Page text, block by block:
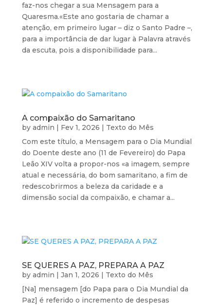
faz-nos chegar a sua Mensagem para a
Quaresma.«Este ano gostaria de chamar a
atenção, em primeiro lugar – diz o Santo Padre –,
para a importância de dar lugar à Palavra através
da escuta, pois a disponibilidade para...
A compaixão do Samaritano
by admin | Fev 1, 2026 | Texto do Mês
Com este título, a Mensagem para o Dia Mundial
do Doente deste ano (11 de Fevereiro) do Papa
Leão XIV volta a propor-nos «a imagem, sempre
atual e necessária, do bom samaritano, a fim de
redescobrirmos a beleza da caridade e a
dimensão social da compaixão, e chamar a...
SE QUERES A PAZ, PREPARA A PAZ
by admin | Jan 1, 2026 | Texto do Mês
[Na] mensagem [do Papa para o Dia Mundial da
Paz] é referido o incremento de despesas